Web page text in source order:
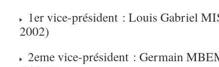
1er vice-président : Louis Gabriel
2002)
2eme vice-président : Germain